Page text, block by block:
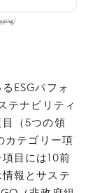
ESGパフォ
テナビリティ
（5つの領
カテゴリー項
目には10前
報とサステ